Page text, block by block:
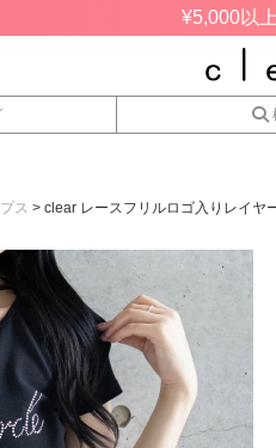
¥5,000以
ス clear レースフリルロゴ入りレイヤ